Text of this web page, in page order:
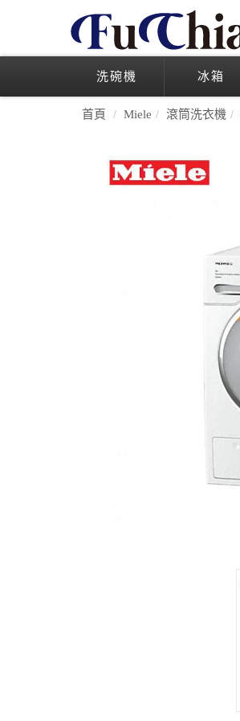
洗碗機 冰箱
首頁 Miele 滾筒洗衣機